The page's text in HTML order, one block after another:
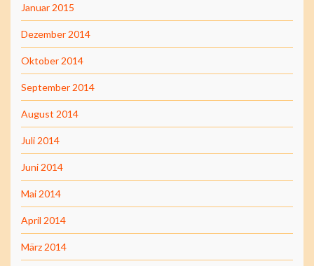
Januar 2015
Dezember 2014
Oktober 2014
September 2014
August 2014
Juli 2014
Juni 2014
Mai 2014
April 2014
März 2014